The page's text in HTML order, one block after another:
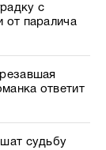
с
от паралича
ответит
судьбу